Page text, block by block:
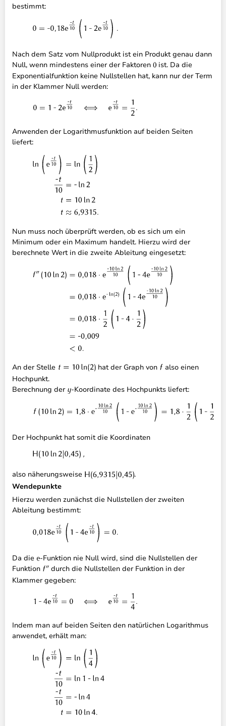
bestimmt:
Nach dem Satz vom Nullprodukt ist ein Produkt genau dann
Null, wenn mindestens einer der Faktoren
ist. Da die
Exponentialfunktion keine Nullstellen hat, kann nur der Term
in der Klammer Null werden:
Anwenden der Logarithmusfunktion auf beiden Seiten
liefert:
Nun muss noch überprüft werden, ob es sich um ein
Minimum oder ein Maximum handelt. Hierzu wird der
berechnete Wert in die zweite Ableitung eingesetzt:
An der Stelle hat der Graph von
also einen
Hochpunkt.
Berechnung der
-Koordinate des Hochpunkts liefert:
Der Hochpunkt hat somit die Koordinaten
also näherungsweise
.
Wendepunkte
Hierzu werden zunächst die Nullstellen der zweiten
Ableitung bestimmt:
Da die
-Funktion nie Null wird, sind die Nullstellen der
Funktion
durch die Nullstellen der Funktion in der
Klammer gegeben:
Indem man auf beiden Seiten den natürlichen Logarithmus
anwendet, erhält man: